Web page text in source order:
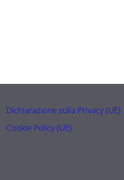
Dichiarazione sulla Privacy (UE)
Cookie Policy (UE)